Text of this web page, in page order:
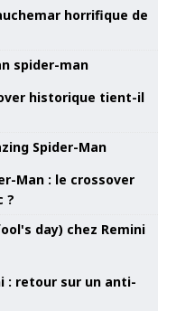
horrifique de
historique tient-il
Man : le crossover
?
: retour sur un anti-